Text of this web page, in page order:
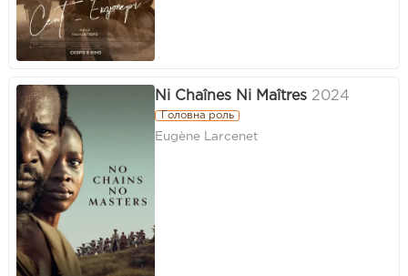
Ni Chaînes Ni Maîtres 2024
Головна роль
Eugène Larcenet